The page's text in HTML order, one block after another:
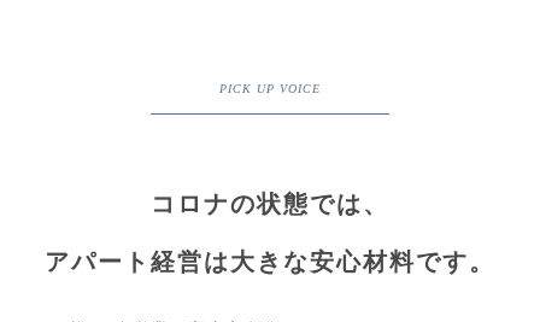
PICK UP VOICE
コロナの状態では、
アパート経営は大きな安心材料です。